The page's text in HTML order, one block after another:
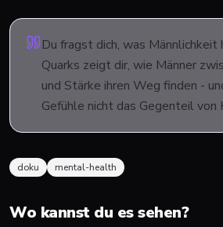
Du fragst dich, was
Quarks zeigt dir, wie Männer
und Stärke ihren Weg finden -
Gefühle nicht das Gegenteil von
doku mental-health
Wo kannst du es sehen?